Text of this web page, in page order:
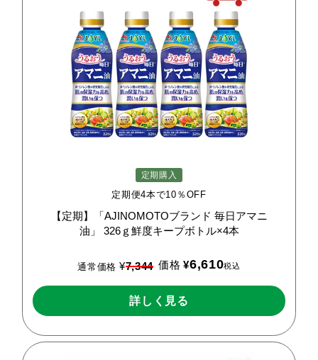
定期購入
定期便4本で10％OFF
【定期】「AJINOMOTOブランド 毎日アマニ
油」 326ｇ鮮度キープボトル×4本
通常価格 ¥7,344 価格 ¥6,610税込
詳しく見る